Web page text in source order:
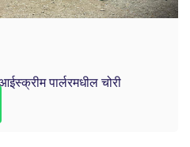
पार्लरमधील चोरी